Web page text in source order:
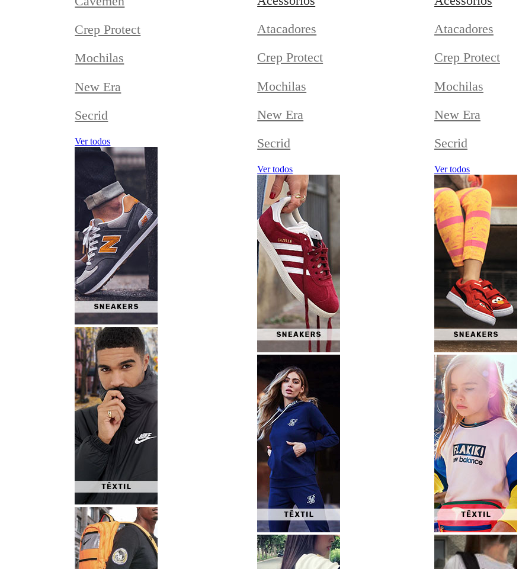
Crep Protect
Mochilas
New Era
Secrid
Ver todos
Atacadores
Crep Protect
Mochilas
New Era
Secrid
Ver todos
Atacadores
Crep Protect
Mochilas
New Era
Secrid
Ver todos